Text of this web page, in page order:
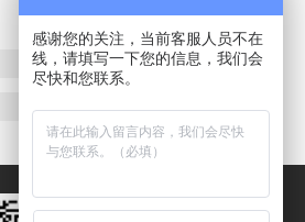
感谢您的关注，当前客服人员不在
线，请填写一下您的信息，我们会
尽快和您联系。